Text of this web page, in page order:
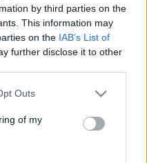
by third parties on the
This information may
on the IAB’s List of
further disclose it to other
uses one or more Google
You may click to
its third-party tags to
purposes in below Google
Outs
of my